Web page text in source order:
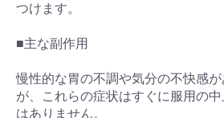
つけます。
■主な副作用
慢性的な胃の不調や気分の不快感
が、これらの症状はすぐに服用の
はありません。